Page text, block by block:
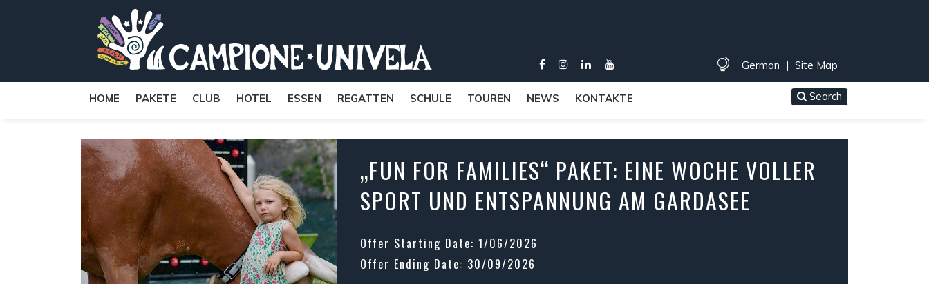
German | Site Map
HOME PAKETE CLUB HOTEL ESSEN REGATTEN SCHULE TOUREN NEWS KONTAKTE Search
„FUN FOR FAMILIES“ PAKET: EINE WOCHE VOLLER
SPORT UND ENTSPANNUNG AM GARDASEE
Offer Starting Date: 1/06/2026
Offer Ending Date: 30/09/2026